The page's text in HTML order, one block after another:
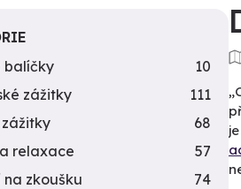
balíčky
10
zážitky
111
68
relaxace
57
na zkoušku
74